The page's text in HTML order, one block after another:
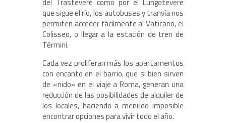
del Trastevere como por el Lungotevere
que sigue el río, los autobuses y tranvía nos
permiten acceder fácilmente al Vaticano, el
Colisseo, o llegar a la estación de tren de
Términi.
Cada vez proliferan más los apartamentos
con encanto en el barrio, que si bien sirven
de «nido» en el viaje a Roma, generan una
reducción de las posibilidades de alquiler de
los locales, haciendo a menudo imposible
encontrar opciones para vivir todo el año.